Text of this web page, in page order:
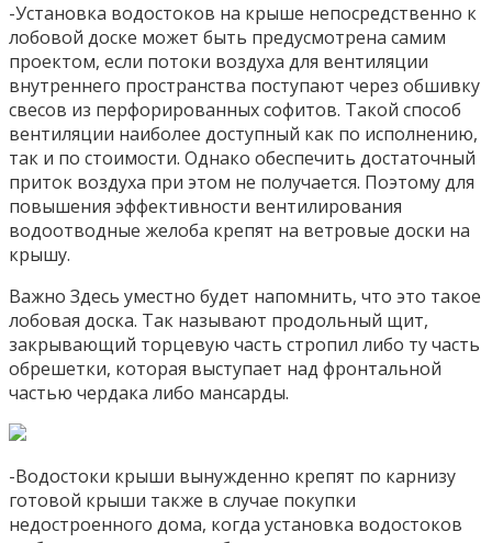
-Установка водостоков на крыше непосредственно к
лобовой доске может быть предусмотрена самим
проектом, если потоки воздуха для вентиляции
внутреннего пространства поступают через обшивку
свесов из перфорированных софитов. Такой способ
вентиляции наиболее доступный как по исполнению,
так и по стоимости. Однако обеспечить достаточный
приток воздуха при этом не получается. Поэтому для
повышения эффективности вентилирования
водоотводные желоба крепят на ветровые доски на
крышу.
Важно Здесь уместно будет напомнить, что это такое
лобовая доска. Так называют продольный щит,
закрывающий торцевую часть стропил либо ту часть
обрешетки, которая выступает над фронтальной
частью чердака либо мансарды.
-Водостоки крыши вынужденно крепят по карнизу
готовой крыши также в случае покупки
недостроенного дома, когда установка водостоков